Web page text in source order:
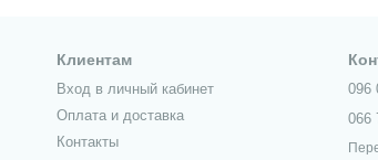
Клиентам
Вход в личный кабинет
Оплата и доставка
Контакты
096
066